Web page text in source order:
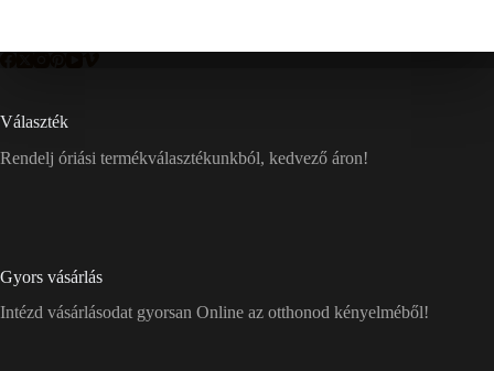
Választék
Rendelj óriási termékválasztékunkból, kedvező áron!
Gyors vásárlás
Intézd vásárlásodat gyorsan Online az otthonod kényelméből!